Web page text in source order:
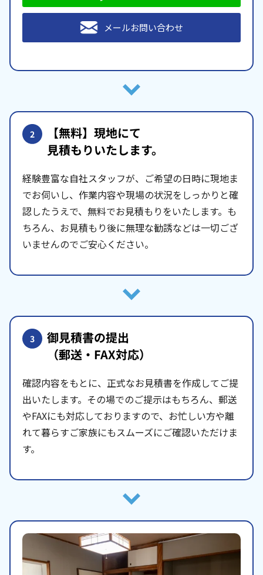
メールお問い合わせ
2 【無料】現地にて
見積もりいたします。
経験豊富な自社スタッフが、ご希望の日時に現地ま
でお伺いし、作業内容や現場の状況をしっかりと確
認したうえで、無料でお見積もりをいたします。も
ちろん、お見積もり後に無理な勧誘などは一切ござ
いませんのでご安心ください。
3 御見積書の提出
（郵送・FAX対応）
確認内容をもとに、正式なお見積書を作成してご提
出いたします。その場でのご提示はもちろん、郵送
やFAXにも対応しておりますので、お忙しい方や離
れて暮らすご家族にもスムーズにご確認いただけま
す。